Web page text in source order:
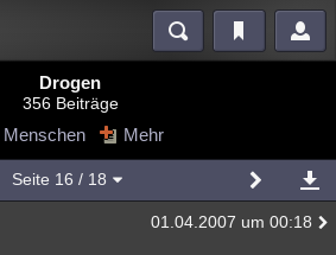
Blogs Videos
Mystery Kriminalfälle
Drogen
356 Beiträge
Menschen Mehr
Seite 16 / 18
01.04.2007 um 00:18